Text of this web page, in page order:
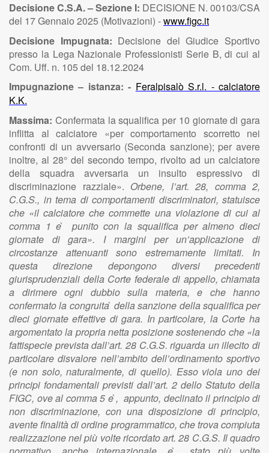
Decisione C.S.A. – Sezione I: DECISIONE N. 00103/CSA
del 17 Gennaio 2025 (Motivazioni) -www.figc.it
Decisione Impugnata: Decisione del Giudice Sportivo
presso la Lega Nazionale Professionisti Serie B, di cui al
Com. Uff. n. 105 del 18.12.2024
Impugnazione – istanza: - Feralpisalò S.r.l. - calciatore
K.K.
Massima: Confermata la squalifica per 10 giornate di gara
inflitta al calciatore «per comportamento scorretto nei
confronti di un avversario (Seconda sanzione); per avere
inoltre, al 28° del secondo tempo, rivolto ad un calciatore
della squadra avversaria un insulto espressivo di
discriminazione razziale». Orbene, l’art. 28, comma 2,
C.G.S., in tema di comportamenti discriminatori, statuisce
che «il calciatore che commette una violazione di cui al
comma 1 e ̀ punito con la squalifica per almeno dieci
giornate di gara». I margini per un’applicazione di
circostanze attenuanti sono estremamente limitati. In
questa direzione depongono diversi precedenti
giurisprudenziali della Corte federale di appello, chiamata
a dirimere ogni dubbio sulla materia, e che hanno
confermato la congruita ̀ della sanzione della squalifica per
dieci giornate effettive di gara. In particolare, la Corte ha
argomentato la propria netta posizione sostenendo che «la
fattispecie prevista dall’art. 28 C.G.S. riguarda un illecito di
particolare disvalore nell’ambito dell’ordinamento sportivo
(e non solo, naturalmente, di quello). Esso viola uno dei
principi fondamentali previsti dall’art. 2 dello Statuto della
FIGC, ove al comma 5 e ̀, appunto, declinato il principio di
non discriminazione, con una disposizione di principio,
avente finalità di ordine programmatico, che trova compiuta
realizzazione nel più volte ricordato art. 28 C.G.S. Il quadro